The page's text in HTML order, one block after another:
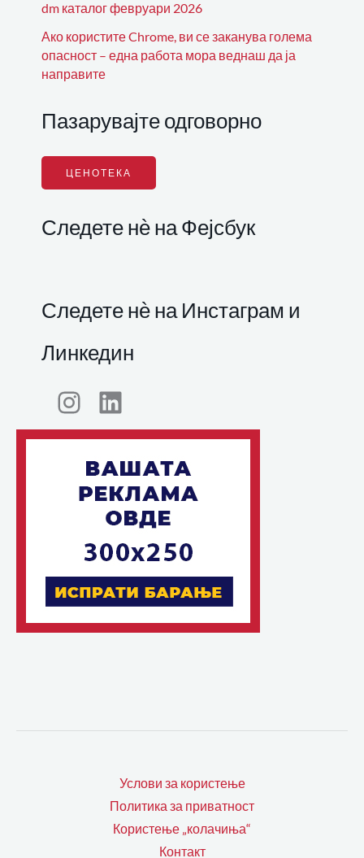
dm каталог февруари 2026
Ако користите Chrome, ви се заканува голема
опасност – една работа мора веднаш да ја
направите
Пазарувајте одговорно
ЦЕНОТЕКА
Следете нѐ на Фејсбук
Следете нѐ на Инстаграм и
Линкедин
Услови за користење
Политика за приватност
Користење „колачиња“
Контакт